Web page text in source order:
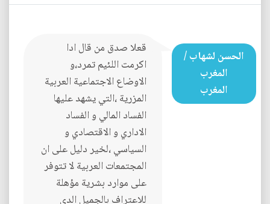
الحسن لشهاب /
المغرب
المغرب
قعلا صدق من قال ادا
اكرمت اللئيم تمرد،و
الاوضاع الاجتماعية العربية
المزرية ،التي يشهد عليها
الفساد المالي و الفساد
الاداري و الاقتصادي و
السياسي ،لخير دليل على ان
المجتمعات العربية لا تتوفر
على موارد بشرية مؤهلة